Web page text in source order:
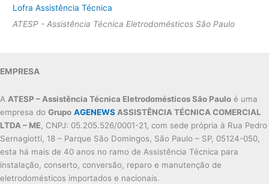
Lofra Assistência Técnica
ATESP - Assistência Técnica Eletrodomésticos São Paulo
EMPRESA
A ATESP – Assistência Técnica Eletrodomésticos São Paulo é uma
empresa do Grupo AGENEWS ASSISTÊNCIA TÉCNICA COMERCIAL
LTDA – ME , CNPJ: 05.205.526/0001-21, com sede própria à Rua Pedro
Sernagiotti, 18 – Parque São Domingos, São Paulo – SP, 05124-050,
esta há mais de 40 anos no ramo de Assistência Técnica para
instalação, conserto, conversão, reparo e manutenção de
eletrodomésticos importados e nacionais.